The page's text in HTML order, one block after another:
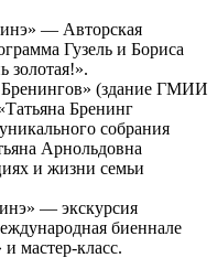
— Авторская
Гузель и Бориса
золотая!».
Бренингов» (здание ГМИИ
Бренинг
собрания
Арнольдовна
и жизни семьи
— экскурсия
биеннале
мастер-класс.